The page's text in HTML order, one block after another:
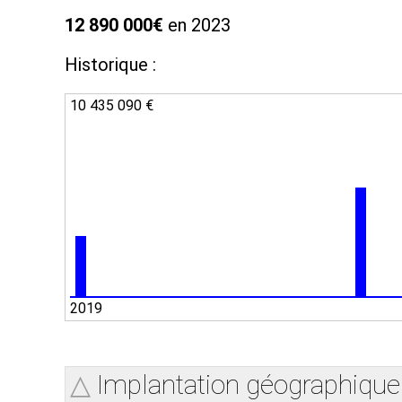
12 890 000€ en 2023
Historique :
10 435 090 €
2019
Implantation géographique